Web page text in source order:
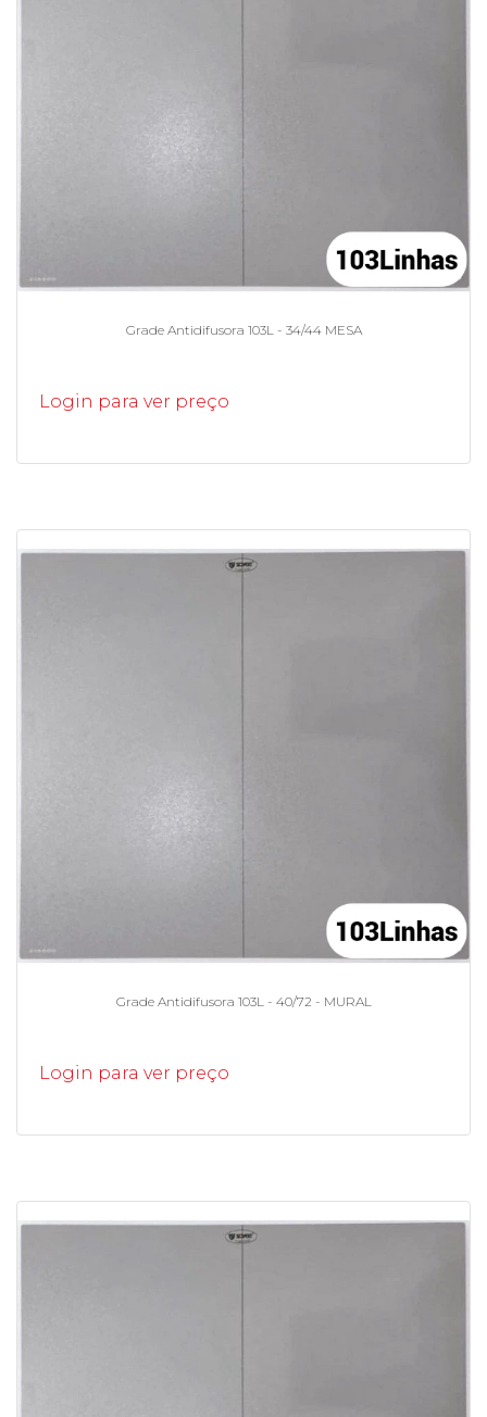
Grade Antidifusora 103L - 34/44 MESA
Login para ver preço
Grade Antidifusora 103L - 40/72 - MURAL
Login para ver preço